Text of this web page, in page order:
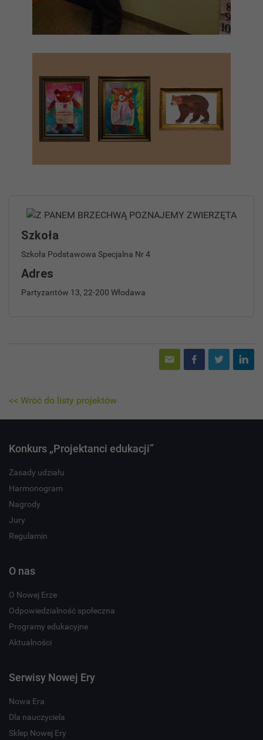
Szkoła
Szkoła Podstawowa Specjalna Nr 4
Adres
Partyzantów 13, 22-200 Włodawa
<< Wróć do listy projektów
Konkurs „Projektanci edukacji”
Zasady udziału
Harmonogram
Nagrody
Jury
Regulamin
O nas
O Nowej Erze
Odpowiedzialność społeczna
Programy edukacyjne
Aktualności
Serwisy Nowej Ery
Nowa Era
Dla nauczyciela
Sklep Nowej Ery